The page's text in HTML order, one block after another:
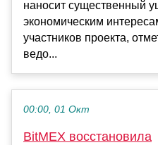
наносит существенный
экономическим
участников проекта,
ведо...
00:00, 01 Окт
BitMEX восстановила